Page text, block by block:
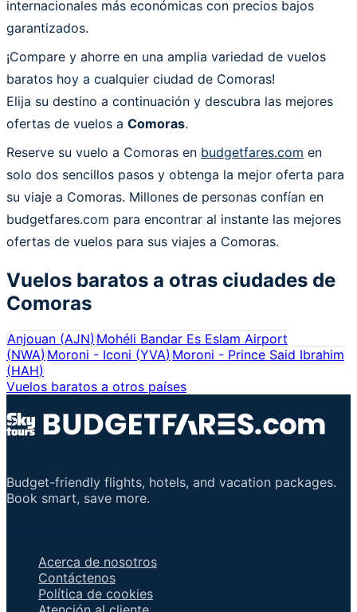
internacionales más económicas con precios bajos
garantizados.
¡Compare y ahorre en una amplia variedad de vuelos
baratos hoy a cualquier ciudad de Comoras!
Elija su destino a continuación y descubra las mejores
ofertas de vuelos a Comoras.
Reserve su vuelo a Comoras en budgetfares.com en
solo dos sencillos pasos y obtenga la mejor oferta para
su viaje a Comoras. Millones de personas confían en
budgetfares.com para encontrar al instante las mejores
ofertas de vuelos para sus viajes a Comoras.
Vuelos baratos a otras ciudades de
Comoras
Anjouan (AJN)Mohéli Bandar Es Eslam Airport
(NWA)Moroni - Iconi (YVA) Moroni - Prince Said Ibrahim
(HAH)
Vuelos baratos a otros países
Budget-friendly flights, hotels, and vacation packages.
Book smart, save more.
Acerca de nosotros
Contáctenos
Política de cookies